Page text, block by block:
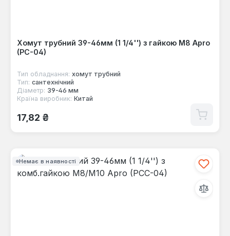
Хомут трубний 39-46мм (1 1/4'') з гайкою М8 Apro
(PC-04)
Тип обладнання: хомут трубний
Тип: сантехнічний
Діаметр: 39-46 мм
Країна виробник: Китай
Звичайна ціна:
17,82 ₴
Немає в наявності